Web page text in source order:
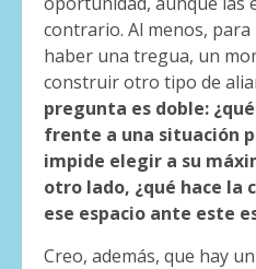
contrario. Al menos,
haber una tregua, un
construir otro tipo de
pregunta es doble:
frente a una situación
impide elegir a su
otro lado, ¿qué hace la
ese espacio ante este
Creo, además, que hay